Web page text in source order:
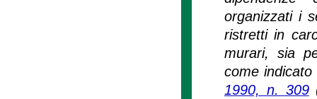
organizzati i
ristretti in
murari, sia
come
1990, n. 309